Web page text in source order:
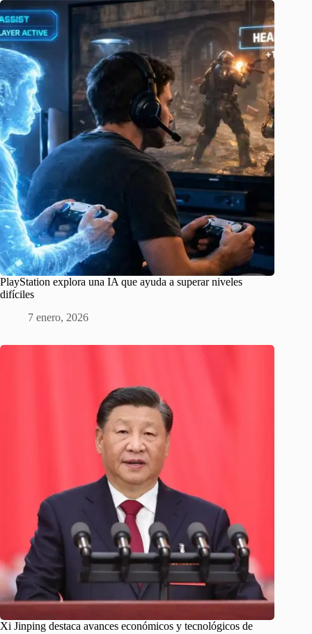
PlayStation explora una IA que ayuda a superar niveles
difíciles
7 enero, 2026
Xi Jinping destaca avances económicos y tecnológicos de